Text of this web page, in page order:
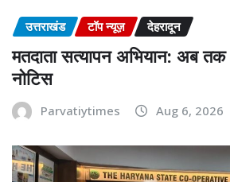
उत्तराखंड टॉप न्यूज़ देहरादून
मतदाता सत्यापन अभियान: अब
नोटिस
Parvatiytimes Aug 6, 2026